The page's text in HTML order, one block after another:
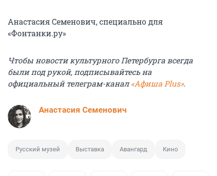
Анастасия Семенович, специально для
«Фонтанки.ру»
Чтобы новости культурного Петербурга всегда
были под рукой, подписывайтесь на
официальный телеграм-канал«Афиша Plus».
Анастасия Семенович
Русский музей Выставка Авангард Кино